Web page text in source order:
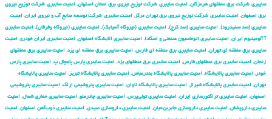
سایبری شركت برق منطقهای هرمزگان, امنیت سایبری شركت توزیع نیروی برق استان اصفهان, امنیت سایبری شركت توزیع نیروی
برق اصفهان, امنیت سایبری شركت توزیع نیروی برق تهران مركز , امنیت سایبری شركت توسعه منابع آب و نیروی ایران, امنیت
سایبری (سد سفیدرود), امنیت سایبری (سد کرج), امنیت سایبری (نیروگاه آسیابک), امنیت سایبری (نیروگاه وفرقان), امنیت سایبری
آ آلومینیوم ایران, امنیت سایبری اتوماسیون صنعتی و اسکادا, امنیت سایبری الایشگاه اصفهان, امنیت سایبری ایران خودرو, امنیت
سایبری برق منطقه ای تهران, امنیت سایبری برق منطقه ای فارس, امنیت سایبری برق منطقه ای یزد, امنیت سایبری برق منطقهای
زنجان, امنیت سایبری برق منطقهای فارس, امنیت سایبری برق منطقهای یزد, امنیت سایبری پارس پامچال پ, امنیت سایبری پارس
خودر , امنیت سایبری پالایشگاه, امنیت سایبری پالایشگاه بندرعباس, امنیت سایبری پالایشگاه تبریز , امنیت سایبری پالایشگاه
تهران, امنیت سایبری پالایشگاه شیراز , امنیت سایبری پالایشگاه لاوان, امنیت سایبری پتروشیمی اراک, امنیت سایبری پتروشیمی
اصفهان, امنیت سایبری تراکتورسازی ایران, امنیت سایبری تولی‌پرس, امنیت سایبری چادرملو, امنیت سایبری حفاری شمال, امنیت
سایبری داروپخش, امنیت سایبری داروسازی جابربن‌حیان, امنیت سایبری داروسازی عبیدی, امنیت سایبری ذوب‌آهن اصفهان, امنیت